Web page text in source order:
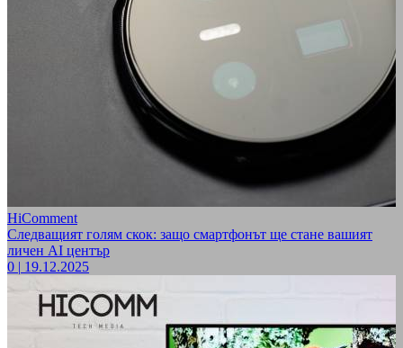
HiComment
Следващият голям скок: защо смартфонът ще стане вашият
личен AI център
0 | 19.12.2025